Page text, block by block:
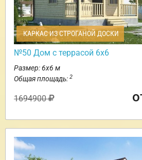
КАРКАС ИЗ СТРОГАНОЙ ДОСКИ
№50 Дом с террасой 6х6
Размер: 6х6 м
Общая площадь: 2
1694900